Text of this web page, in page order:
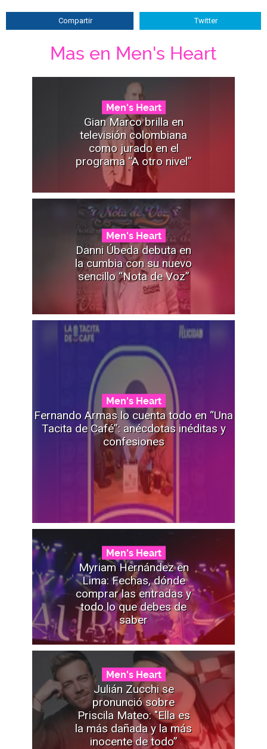
Compartir Twitter
Mas en Men's Heart
Men's Heart
Gian Marco brilla en
televisión colombiana
como jurado en el
programa “A otro nivel”
Men's Heart
Danni Úbeda debuta en
la cumbia con su nuevo
sencillo “Nota de Voz”
Men's Heart
Fernando Armas lo cuenta todo en “Una
Tacita de Café”: anécdotas inéditas y
confesiones
Men's Heart
Myriam Hernández en
Lima: Fechas, dónde
comprar las entradas y
todo lo que debes de
saber
Men's Heart
Julián Zucchi se
pronunció sobre
Priscila Mateo: "Ella es
la más dañada y la más
inocente de todo”